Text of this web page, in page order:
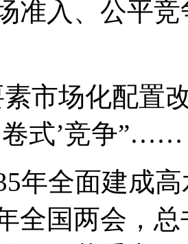
准入、公平
市场化配置
卷式’竞争”……
年全面建成
全国两会，